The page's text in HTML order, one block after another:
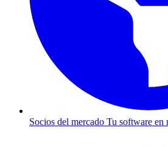
Socios del mercado Tu software en